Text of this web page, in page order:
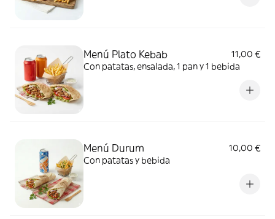
Menú Plato Kebab
11,00 €
Con patatas, ensalada, 1 pan y 1 bebida
Menú Durum
10,00 €
Con patatas y bebida